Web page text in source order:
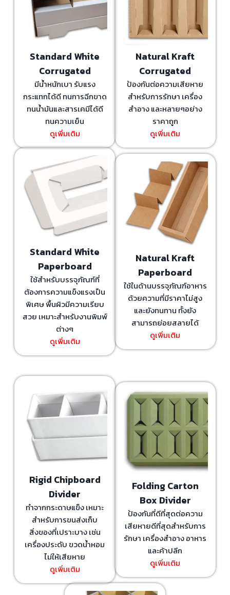
Standard White
Corrugated
มีน้ำหนักเบา รับแรง
กระแทกได้ดี ทนการฉีกขาด
ทนน้ำมันและสารเคมีได้ดี
ทนความเย็น
ดูเพิ่มเติม
Natural Kraft
Corrugated
ป้องกันต่อความเสียหาย
สำหรับการรักษา เครื่อง
สำอาง และหลายๆอย่าง
ราคาถูก
ดูเพิ่มเติม
Standard White
Paperboard
ใช้สำหรับบรรจุภัณฑ์ที่
ต้องการความแข็งแรงเป็น
พิเศษ พื้นผิวมีความเรียบ
สวย เหมาะสำหรับงานพิมพ์
ต่างๆ
ดูเพิ่มเติม
Natural Kraft
Paperboard
ใช้ในด้านบรรจุภัณฑ์อาหาร
ด้วยความที่มีราคาไม่สูง
และยังทนทาน ทั้งยัง
สามารถย่อยสลายได้
ดูเพิ่มเติม
Rigid Chipboard
Divider
ทำจากกระดาษแข็ง เหมาะ
สำหรับการขนส่งเก็บ
สิ่งของที่เปราะบาง เช่น
เครื่องประดับ ขวดน้ำหอม
ไม่ให้เสียหาย
ดูเพิ่มเติม
Folding Carton
Box Divider
ป้องกันที่ดีที่สุดต่อความ
เสียหายดีที่สุดสำหรับการ
รักษา เครื่องสำอาง อาหาร
และค้าปลีก
ดูเพิ่มเติม